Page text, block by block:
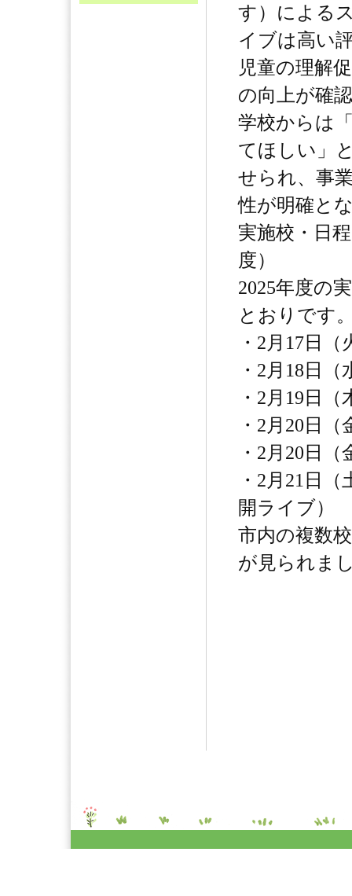
す）による
イブは高い
児童の理解
の向上が確
学校からは
てほしい」
せられ、事
性が明確と
実施校・日
度）
2025年度の
とおりです
・2月17日
・2月18日
・2月19日
・2月20日
・2月20日
・2月21日
開ライブ）
市内の複数
が見られま